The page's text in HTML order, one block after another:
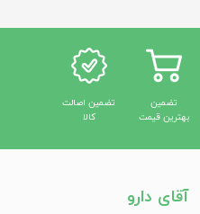
تضمین
بهترین قیمت
تضمین اصالت
کالا
آقای دارو